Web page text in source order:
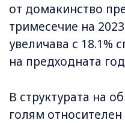
от домакинство
тримесечие на
увеличава с 18.1%
на предходната
В структурата на
голям относителен